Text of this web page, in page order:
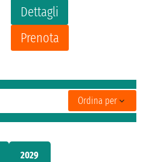
2029
Dettagli
Prenota
Ordina per